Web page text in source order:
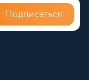
Подписаться